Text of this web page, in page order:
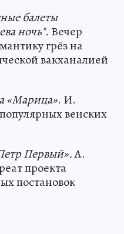
балеты
ночь". Вечер
грёз на
вакханалией
«Марица». И.
венских
Первый».А.
проекта
постановок